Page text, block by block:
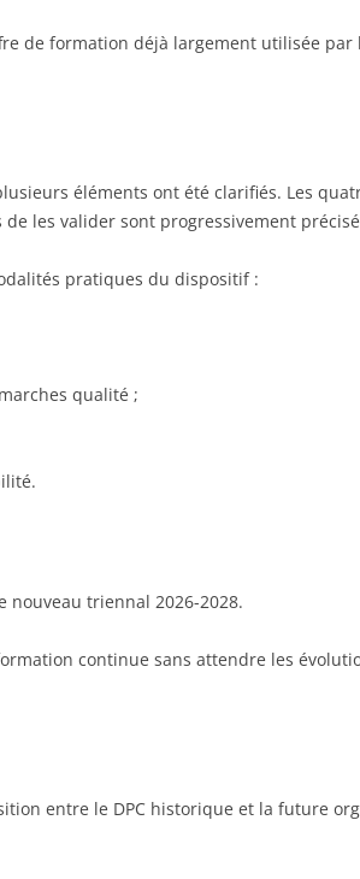
de formation déjà largement utilisée par
éléments ont été clarifiés. Les
les valider sont progressivement
pratiques du dispositif :
qualité ;
nouveau triennal 2026-2028.
continue sans attendre les
entre le DPC historique et la future